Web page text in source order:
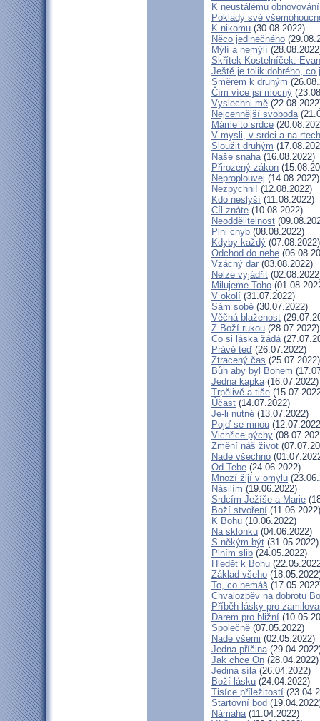
K neustálému obnovování
Poklady své
K nikomu (30.08.2022)
Něco jedinečného
Mýlí a nemýlí
Skřítek Kostelníček:
Ještě je tolik dobrého, co
Směrem k druhým
Čím více jsi mocný
Vyslechni mě
Nejcennější svoboda
Máme to srdce
V mysli, v srdci a na rtech
Sloužit druhým
Naše snaha(16.08.2022)
Přirozený zákon
Neproplouvej (14.08.2022)
Nezpychni! (12.08.2022)
Kdo neslyší (11.08.2022)
Cíl znáte (10.08.2022)
Neoddělitelnost
Plni chyb (08.08.2022)
Kdyby každý (07.08.2022)
Odchod do nebe
Vzácný dar (03.08.2022)
Nelze vyjádřit
Milujeme Toho
V okolí (31.07.2022)
Sám sobě (30.07.2022)
Věčná blaženost
Z Boží rukou (28.07.2022)
Co si láska žádá
Právě teď (26.07.2022)
Ztracený čas (25.07.2022)
Bůh aby byl Bohem
Jedna kapka(16.07.2022)
Trpělivě a tiše
Účast (14.07.2022)
Je-li nutné (13.07.2022)
Pojď se mnou
Vichřice pýchy
Změní náš život
Nade všechno
Od Tebe (24.06.2022)
Mnozí žijí v omylu
Násilím (19.06.2022)
Srdcím Ježíše a Marie
Boží stvoření (11.06.2022)
K Bohu (10.06.2022)
Na sklonku (04.06.2022)
S někým být (31.05.2022)
Plním slib (24.05.2022)
Hledět k Bohu
Základ všeho
To, co nemáš
Chvalozpěv na dobrotu
Příběh lásky pro
Darem pro bližní
Společně (07.05.2022)
Nade všemi (02.05.2022)
Jedna příčina
Jak chce On (28.04.2022)
Jediná síla(26.04.2022)
Boží lásku (24.04.2022)
Tisíce příležitostí
Startovní bod
Námaha(11.04.2022)